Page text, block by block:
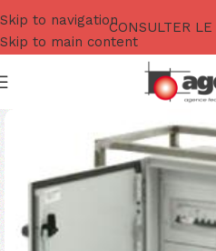
Skip to navigation
Skip to main content
CONSULTER LE